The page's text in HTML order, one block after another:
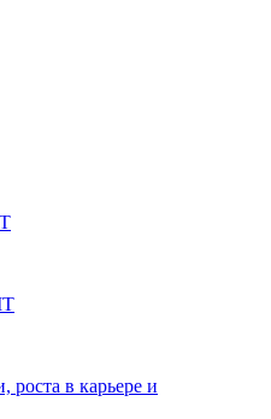
роста в карьере и